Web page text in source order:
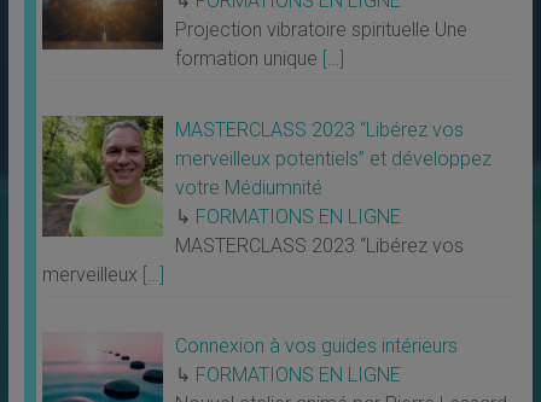
Projection vibratoire spirituelle Une
formation unique […]
MASTERCLASS 2023 “Libérez vos
merveilleux potentiels” et développez
votre Médiumnité
↳ FORMATIONS EN LIGNE
MASTERCLASS 2023 “Libérez vos
merveilleux […]
Connexion à vos guides intérieurs
↳ FORMATIONS EN LIGNE